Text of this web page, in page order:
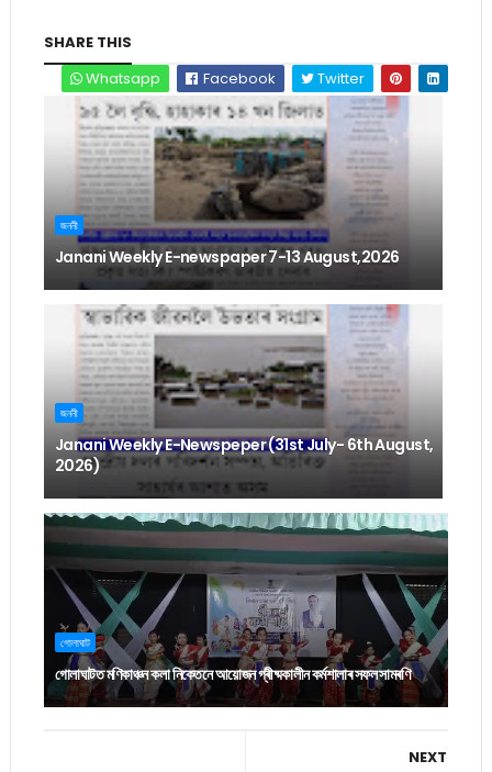
SHARE THIS
Whatsapp
Facebook Twitter
জননী
Janani Weekly E-newspaper 7-13 August,2026
জননী
Janani Weekly E-Newspeper (31st July- 6th August,
2026)
গোলাঘাট
গোলাঘাটত মণিকাঞ্চন কলা নিকেতনে আয়োজন গ্ৰীষ্মকালীন কৰ্মশালাৰ সফল সামৰণি
NEXT